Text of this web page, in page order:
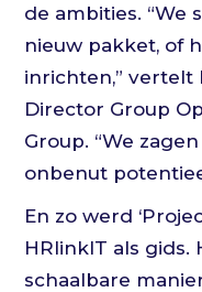
de ambities. “We
nieuw pakket, of
inrichten,” vertelt
Director Group
Group. “We
onbenut
En zo werd
HRlinkIT als gids.
schaalbare